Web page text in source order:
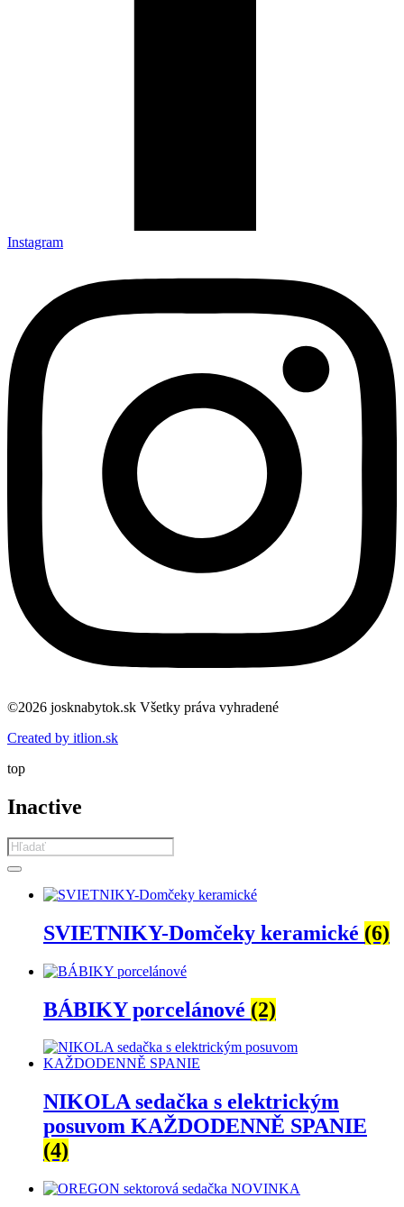
Instagram
©2026 josknabytok.sk Všetky práva vyhradené
Created by itlion.sk
top
Inactive
Products
search
SVIETNIKY-Domčeky keramické (6)
BÁBIKY porcelánové (2)
NIKOLA sedačka s elektrickým
posuvom KAŽDODENNĚ SPANIE
(4)